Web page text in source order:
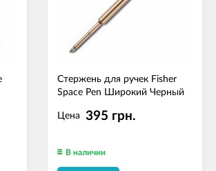
Стержень для ручек Fisher
Space Pen Широкий Черный
Цена395 грн.
В наличии